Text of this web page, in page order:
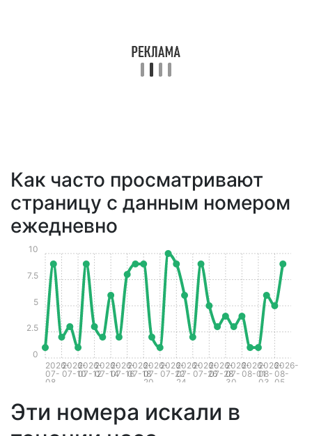
Как часто просматривают
страницу с данным номером
ежедневно
2026-
07-
08
2026-
07-10
2026-
07-12
2026-
07-14
2026-
07-16
2026-
07-18
2026-
07-
20
2026-
07-22
2026-
07-
24
2026-
07-26
2026-
07-28
2026-
07-
30
2026-
08-01
2026-
08-
03
2026-
08-
05
0
2.5
5
7.5
10
Эти номера искали в